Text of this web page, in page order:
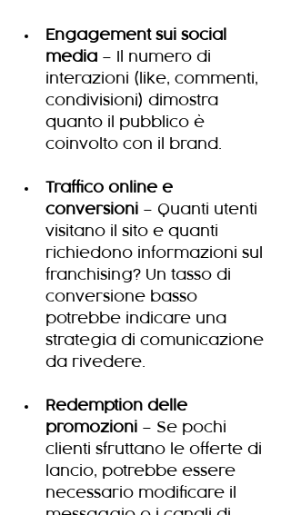
Engagement sui social
media – Il numero di
interazioni (like, commenti,
condivisioni) dimostra
quanto il pubblico è
coinvolto con il brand.
Traffico online e
conversioni – Quanti utenti
visitano il sito e quanti
richiedono informazioni sul
franchising? Un tasso di
conversione basso
potrebbe indicare una
strategia di comunicazione
da rivedere.
Redemption delle
promozioni – Se pochi
clienti sfruttano le offerte di
lancio, potrebbe essere
necessario modificare il